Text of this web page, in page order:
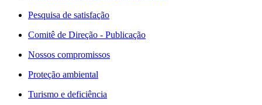
Pesquisa de satisfação
Comitê de Direção - Publicação
Nossos compromissos
Proteção ambiental
Turismo e deficiência